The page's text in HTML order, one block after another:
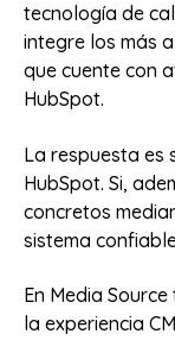
tecnología de
integre los más
que cuente con
HubSpot.
La respuesta es
HubSpot. Si,
concretos
sistema
En Media
la experiencia